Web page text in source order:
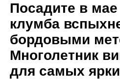
Посадите в
клумба
бордовыми
Многолетник
для самых